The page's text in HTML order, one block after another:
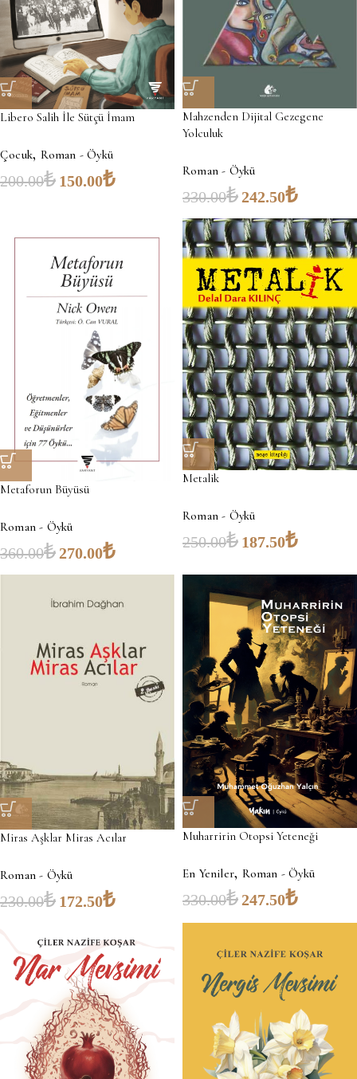
Libero Salih İle Sütçü İmam
Çocuk, Roman - Öykü
200.00₺ 150.00₺
Mahzenden Dijital Gezegene
Yolculuk
Roman - Öykü
330.00₺242.50₺
Metaforun Büyüsü
Roman - Öykü
360.00₺270.00₺
Metalik
Roman - Öykü
250.00₺ 187.50₺
Miras Aşklar Miras Acılar
Roman - Öykü
230.00₺ 172.50₺
Muharririn Otopsi Yeteneği
En Yeniler, Roman - Öykü
330.00₺247.50₺